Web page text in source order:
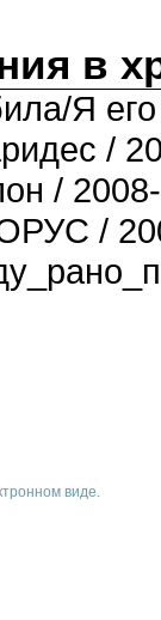
в
Я
/
/
/
виде.